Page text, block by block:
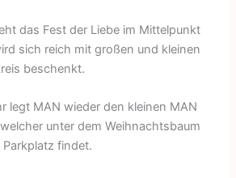
das Fest der Liebe im Mittelpunkt
sich reich mit großen und kleinen
beschenkt.
legt MAN wieder den kleinen MAN
unter dem Weihnachtsbaum
findet.